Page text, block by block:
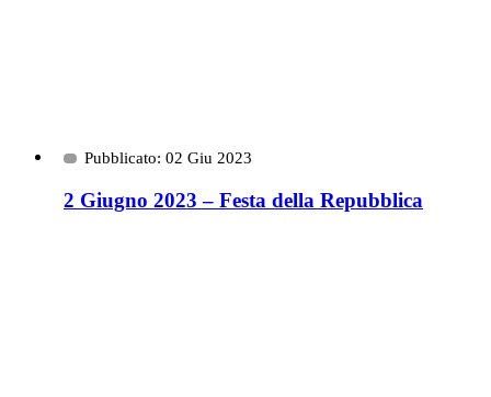
Pubblicato: 02 Giu 2023
2 Giugno 2023 – Festa della Repubblica